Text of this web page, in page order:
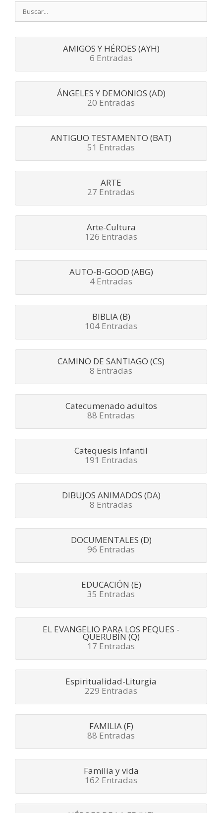
Buscar:
AMIGOS Y HÉROES (AYH)
6 Entradas
ÁNGELES Y DEMONIOS (AD)
20 Entradas
ANTIGUO TESTAMENTO (BAT)
51 Entradas
ARTE
27 Entradas
Arte-Cultura
126 Entradas
AUTO-B-GOOD (ABG)
4 Entradas
BIBLIA (B)
104 Entradas
CAMINO DE SANTIAGO (CS)
8 Entradas
Catecumenado adultos
88 Entradas
Catequesis Infantil
191 Entradas
DIBUJOS ANIMADOS (DA)
8 Entradas
DOCUMENTALES (D)
96 Entradas
EDUCACIÓN (E)
35 Entradas
EL EVANGELIO PARA LOS PEQUES -
QUERUBÍN (Q)
17 Entradas
Espiritualidad-Liturgia
229 Entradas
FAMILIA (F)
88 Entradas
Familia y vida
162 Entradas